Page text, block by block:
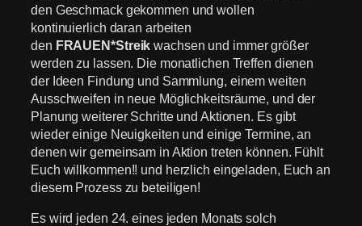
den Geschmack gekommen und wollen
kontinuierlich daran arbeiten
den FRAUEN*Streik wachsen und immer größer
werden zu lassen. Die monatlichen Treffen dienen
der Ideen Findung und Sammlung, einem weiten
Ausschweifen in neue Möglichkeitsräume, und der
Planung weiterer Schritte und Aktionen. Es gibt
wieder einige Neuigkeiten und einige Termine, an
denen wir gemeinsam in Aktion treten können. Fühlt
Euch willkommen!! und herzlich eingeladen, Euch an
diesem Prozess zu beteiligen!
Es wird jeden 24. eines jeden Monats solch